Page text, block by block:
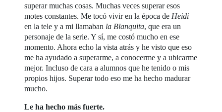
superar muchas cosas. Muchas veces superar esos
motes constantes. Me tocó vivir en la época de Heidi
en la tele y a mi llamaban la Blanquita, que era un
personaje de la serie. Y sí, me costó mucho en ese
momento. Ahora echo la vista atrás y he visto que eso
me ha ayudado a superarme, a conocerme y a ubicarme
mejor. Incluso de cara a alumnos que he tenido o mis
propios hijos. Superar todo eso me ha hecho madurar
mucho.
Le ha hecho más fuerte.